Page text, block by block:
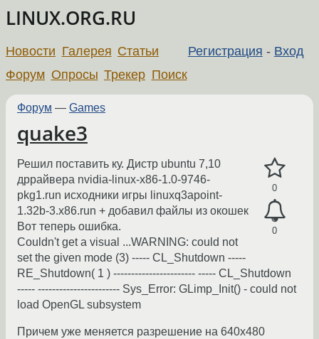
LINUX.ORG.RU
Регистрация - Вход
Новости Галерея Статьи
Форум Опросы Трекер Поиск
Форум — Games
quake3
0
0
Решил поставить ку. Дистр ubuntu 7,10
дррайвера nvidia-linux-x86-1.0-9746-
pkg1.run исходники игры linuxq3apoint-
1.32b-3.x86.run + добавил файлы из окошек
Вот теперь ошибка.
Couldn't get a visual ...WARNING: could not
set the given mode (3) ----- CL_Shutdown -----
RE_Shutdown( 1 ) ----------------------- ----- CL_Shutdown
----- ----------------------- Sys_Error: GLimp_Init() - could not
load OpenGL subsystem
Причем уже меняется разрешение на 640х480